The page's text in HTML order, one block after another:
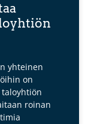
yhteinen
on
roinan